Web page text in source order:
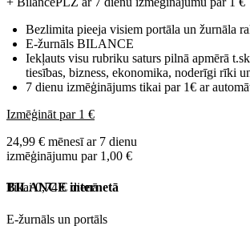
Bezlimita pieeja visiem portāla un žurnāla
E-žurnāls BILANCE
Iekļauts visu rubriku saturs pilnā apmērā
tiesības, bizness, ekonomika, noderīgi rīki
7 dienu izmēģinājums tikai par 1€ ar
Izmēģināt par 1 €
24,99 € mēnesī ar 7 dienu
izmēģinājumu par 1,00 €
Tikai 0,74 € dienā
BILANCE internetā
E-žurnāls un portāls